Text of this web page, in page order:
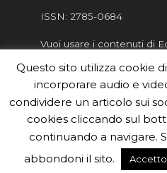
ISSN: 2785-0684
Vuoi usare i contenuti di
Informativa sulla Privacy
Informatva sui Cookie
Per la rubrica de
inviarci le tue foto o i tuoi
redazione.edu
il form
Questo sito utilizza cookie
incorporare audio e
condividere un articolo sui
cookies cliccando sul
continuando a navigare.
abbondoni il sito.
Accetto